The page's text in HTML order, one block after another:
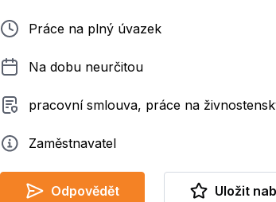
Typ pracovního poměru
Práce na plný úvazek
Délka pracovního poměru
Na dobu neurčitou
Typ smluvního vztahu
pracovní smlouva, práce na
ZadavatelZaměstnavatel
Odpovědět Uložit